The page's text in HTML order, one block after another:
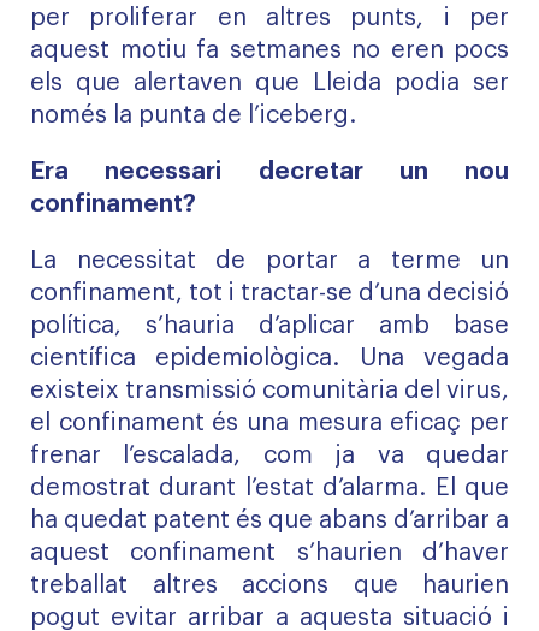
per proliferar en altres punts, i per
aquest motiu fa setmanes no eren pocs
els que alertaven que Lleida podia ser
només la punta de l’iceberg.
Era necessari decretar un nou
confinament?
La necessitat de portar a terme un
confinament, tot i tractar-se d’una decisió
política, s’hauria d’aplicar amb base
científica epidemiològica. Una vegada
existeix transmissió comunitària del virus,
el confinament és una mesura eficaç per
frenar l’escalada, com ja va quedar
demostrat durant l’estat d’alarma. El que
ha quedat patent és que abans d’arribar a
aquest confinament s’haurien d’haver
treballat altres accions que haurien
pogut evitar arribar a aquesta situació i